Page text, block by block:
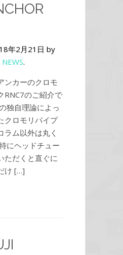
年2月21日 by
NEWS.
ンカーのクロモ
RNC7のご紹介で
独自理論によっ
クロモリパイプ
ラム以外は丸く
にヘッドチュー
ただくと直ぐに
け […]